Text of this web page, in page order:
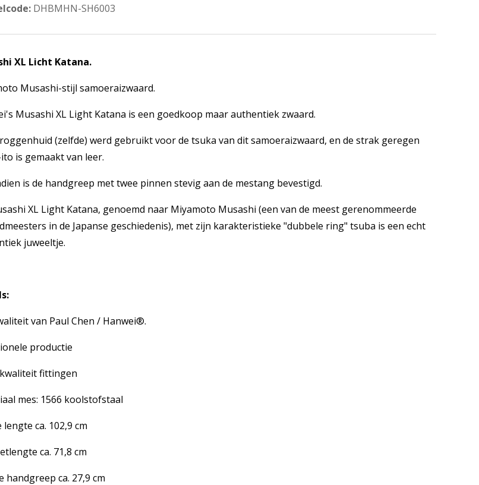
DHBMHN-SH6003
XL Licht Katana.
Musashi-stijl samoeraizwaard.
Musashi XL Light Katana is een goedkoop maar authentiek zwaard.
(zelfde) werd gebruikt voor de tsuka van dit samoeraizwaard, en de strak geregen
is gemaakt van leer.
is de handgreep met twee pinnen stevig aan de mestang bevestigd.
XL Light Katana, genoemd naar Miyamoto Musashi (een van de meest gerenommeerde
in de Japanse geschiedenis), met zijn karakteristieke "dubbele ring" tsuba is een echt
juweeltje.
van Paul Chen / Hanwei®.
productie
fittingen
mes: 1566 koolstofstaal
ca. 102,9 cm
ca. 71,8 cm
handgreep ca. 27,9 cm